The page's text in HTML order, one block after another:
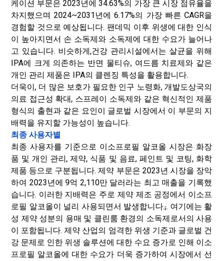
케이션 부문은 2023년에 34.63%의 가장 큰 시장 점유율을
차지했으며 2024~2031년에 6.17%의 가장 빠른 CAGR을
경험할 것으로 예상됩니다. 팬데믹 이후 위생에 대한 인식
이 높아지면서 손 소독제와 소독제에 대한 수요가 늘어나
고 있습니다. 비슷하게,건강 관리시설에서는 살균을 위해
IPA에 크게 의존하는 반면 물티슈, 여드름 치료제와 같은
개인 관리 제품은 IPA의 클렌징 특성을 활용합니다.
더욱이, 더 많은 보호가 필요한 인구 노령화, 개발도상국의
의료 접근성 확대, 스프레이 소독제와 같은 혁신적인 제품
형식의 출현과 같은 요인이 글로벌 시장에서 이 부문의 지
배력을 유지할 가능성이 높습니다.
최종 사용자별
최종 사용자를 기준으로 이소프로필 알코올 시장은 화장
품 및 개인 관리, 제약, 식품 및 음료, 페인트 및 코팅, 화학
제품 등으로 구분됩니다. 제약 부문은 2023년 시장을 장악
하여 2023년에 9억 2,110만 달러라는 최고 매출을 기록했
습니다. 이러한 지배력은 주로 제약 제조 공정에서 이소프
로필 알코올이 널리 사용되면서 발생합니다.,. 여기에는 활
성 제약 성분의 용매 및 클린룸 환경의 소독제로서의 사용
이 포함됩니다. 제약 산업의 엄격한 위생 기준과 글로벌 건
강 문제로 인한 위생 솔루션에 대한 수요 증가로 인해 이소
프로필 알코올에 대한 수요가 더욱 증가하여 시장에서 선